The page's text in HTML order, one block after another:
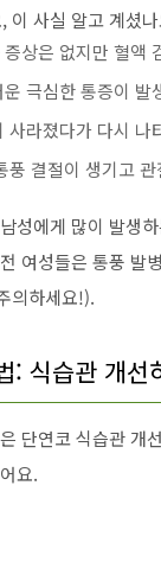
이 사실 알고 계셨
증상은 없지만 혈액
극심한 통증이 발
사라졌다가 다시 나
풍 결절이 생기고
성에게 많이 발생
여성들은 통풍 발
의하세요!).
: 식습관 개선
단연코 식습관 개
요.